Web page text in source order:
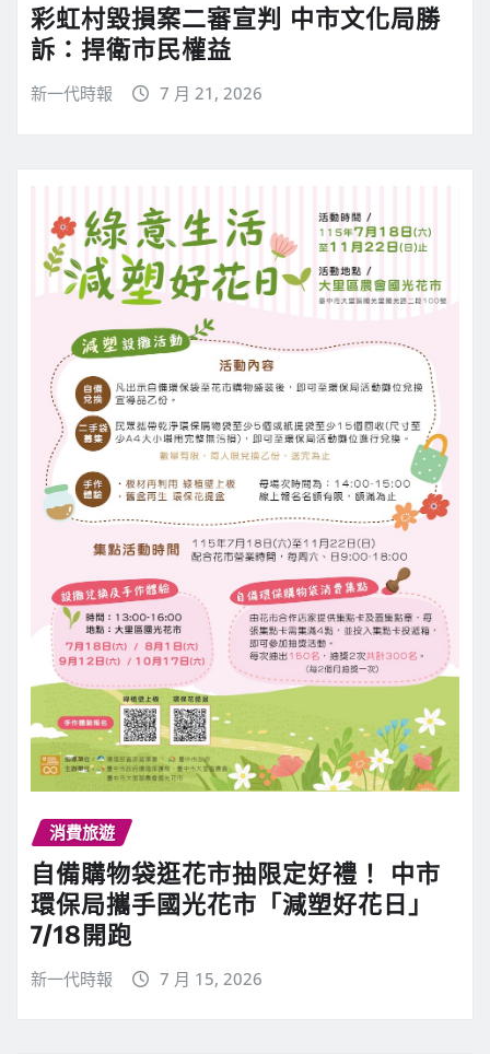
彩虹村毀損案二審宣判 中市文化局勝
訴：捍衛市民權益
新一代時報 7 月 21, 2026
消費旅遊
自備購物袋逛花市抽限定好禮！ 中市
環保局攜手國光花市「減塑好花日」
7/18開跑
新一代時報 7 月 15, 2026